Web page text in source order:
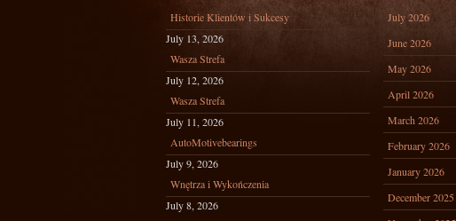
Historie Klientów i Sukcesy
July 13, 2026
Wasza Strefa
July 12, 2026
Wasza Strefa
July 11, 2026
AutoMotivebearings
July 9, 2026
Wnętrza i Wykończenia
July 8, 2026
July 2026
June 2026
May 2026
April 2026
March 2026
February 2026
January 2026
December 2025